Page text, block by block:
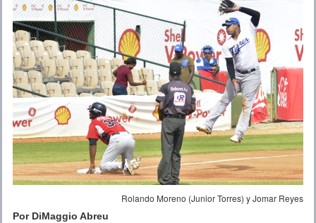
Rolando Moreno (Junior Torres) y Jomar Reyes
Por DiMaggio Abreu